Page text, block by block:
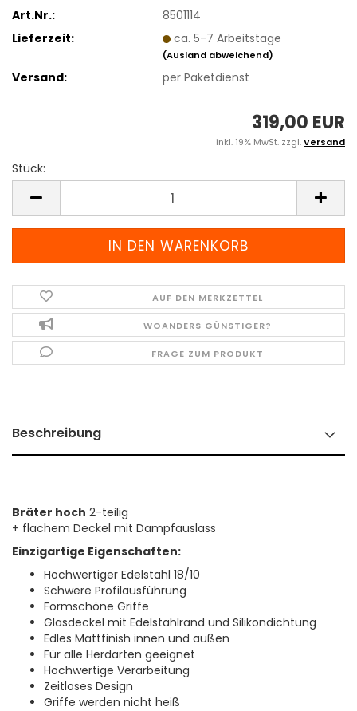
Art.Nr.:
8501114
Lieferzeit:
ca. 5-7 Arbeitstage
(Ausland abweichend)
Versand: per Paketdienst
319,00 EUR
inkl. 19% MwSt. zzgl.Versand
Stück:
AUF DEN MERKZETTEL
WOANDERS GÜNSTIGER?
FRAGE ZUM PRODUKT
Beschreibung
Bräter hoch 2-teilig
+ flachem Deckel mit Dampfauslass
Einzigartige Eigenschaften:
Hochwertiger Edelstahl 18/10
Schwere Profilausführung
Formschöne Griffe
Glasdeckel mit Edelstahlrand und Silikondichtung
Edles Mattfinish innen und außen
Für alle Herdarten geeignet
Hochwertige Verarbeitung
Zeitloses Design
Griffe werden nicht heiß